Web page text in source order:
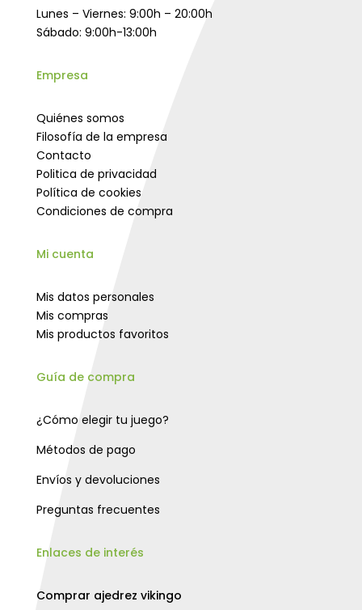
Lunes – Viernes: 9:00h – 20:00h
Sábado: 9:00h-13:00h
Empresa
Quiénes somos
Filosofía de la empresa
Contacto
Politica de privacidad
Política de cookies
Condiciones de compra
Mi cuenta
Mis datos personales
Mis compras
Mis productos favoritos
Guía de compra
¿Cómo elegir tu juego?
Métodos de pago
Envíos y devoluciones
Preguntas frecuentes
Enlaces de interés
Comprar ajedrez vikingo